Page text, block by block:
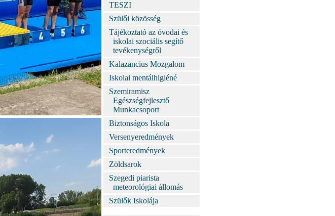
TESZI
Szülői közösség
Tájékoztató az óvodai és
iskolai szociális segítő
tevékenységről
Kalazancius Mozgalom
Iskolai mentálhigiéné
Szemiramisz
Egészségfejlesztő
Munkacsoport
Biztonságos Iskola
Versenyeredmények
Sporteredmények
Zöldsarok
Szegedi piarista
meteorológiai állomás
Szülők Iskolája